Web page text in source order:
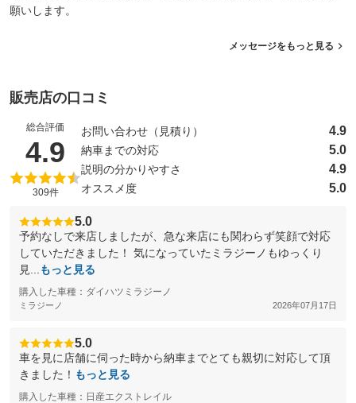
願いします。
メッセージをもっと見る
販売店の口コミ
総合評価
4.9 （5点満点中）
309件
お問い合わせ（見積り） 4.9
納車までの対応 5.0
説明の分かりやすさ 4.9
オススメ度 5.0
5.0
予約なしで来店しましたが、急な来店にも関わらず笑顔で対応
していただきました！ 気になっていたミラジーノもゆっくり
見...
もっと見る
購入した車種：ダイハツミラジーノ
ミラジーノ 2026年07月17日
5.0
車を見に店舗に伺った時から納車までとても親切に対応して頂
きました！ もっと見る
購入した車種：日産エクストレイル